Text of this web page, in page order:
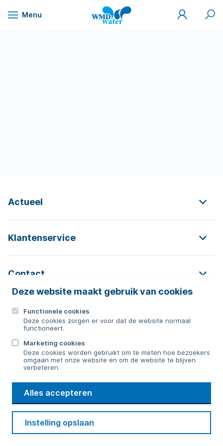
Naar
Deze website maakt gebruik van cookies
Functionele cookies
Deze cookies zorgen er voor dat de website normaal
functioneert.
Marketing cookies
Deze cookies worden gebruikt om te meten hoe bezoekers
omgaan met onze website en om de website te blijven
verbeteren.
Alles accepteren
Instelling opslaan
Menu
WMD
Drinkwater
Mijn
WMD
Zoek
Actueel
Klantenservice
Contact
Contact
Bericht sturen
WMD
Drinkwater
Cookie voorkeuren
Privacy Disclaimer